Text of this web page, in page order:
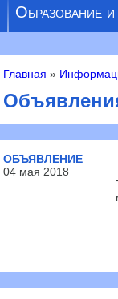
Образование
Вы здесь
Главная »
ОБЪЯВЛЕНИЕ
04 мая 2018